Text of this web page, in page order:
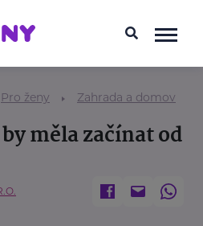
Pro ženy Zahrada a domov
měla začínat od